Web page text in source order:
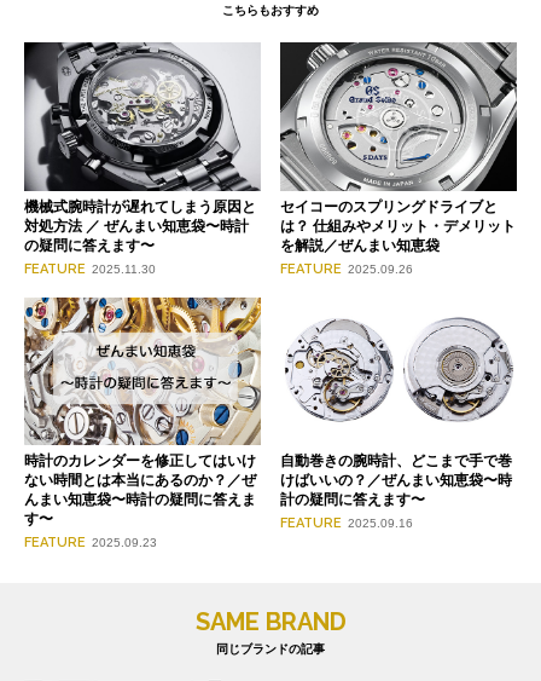
こちらもおすすめ
機械式腕時計が遅れてしまう原因と
対処方法 ／ ぜんまい知恵袋〜時計
の疑問に答えます〜
FEATURE 2025.11.30
セイコーのスプリングドライブと
は？ 仕組みやメリット・デメリット
を解説／ぜんまい知恵袋
FEATURE 2025.09.26
時計のカレンダーを修正してはいけ
ない時間とは本当にあるのか？／ぜ
んまい知恵袋〜時計の疑問に答えま
す〜
FEATURE 2025.09.23
自動巻きの腕時計、どこまで手で巻
けばいいの？／ぜんまい知恵袋〜時
計の疑問に答えます〜
FEATURE 2025.09.16
SAME BRAND
同じブランドの記事